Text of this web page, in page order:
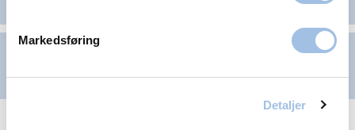
Markedsføring
Detaljer
Influensa